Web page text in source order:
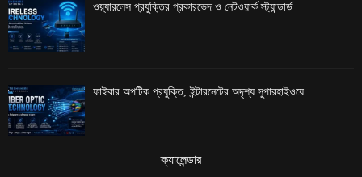
ওয়্যারলেস প্রযুক্তির প্রকারভেদ ও নেটওয়ার্ক স্ট্যান্ডার্ড
ফাইবার অপটিক প্রযুক্তি, ইন্টারনেটের অদৃশ্য সুপারহাইওয়ে
ক্যালেন্ডার